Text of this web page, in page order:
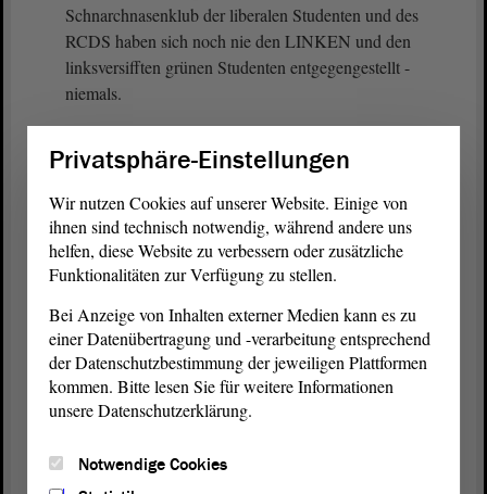
Schnarchnasenklub der liberalen Studenten und des
RCDS haben sich noch nie den LINKEN und den
linksversifften grünen Studenten entgegengestellt -
niemals.
Sie lassen diese Gruppe gewähren. Das konnten
wir sehen, als wir die Universität besichtigt haben
und es zu dieser Besetzung der Hochschule kam.
Was haben Sie denn z. B. gegen diese
Besetzung des Hörsaals? Sie haben nichts getan.
Sie haben sich verkrochen.
(anhaltende Unruhe)
Sie waren nicht zu sehen.
Privatsphäre-Einstellungen
Wir nutzen Cookies auf unserer Website. Einige von
ihnen sind technisch notwendig, während andere uns
helfen, diese Website zu verbessern oder zusätzliche
Funktionalitäten zur Verfügung zu stellen.
Bei Anzeige von Inhalten externer Medien kann es zu
einer Datenübertragung und -verarbeitung entsprechend
der Datenschutzbestimmung der jeweiligen Plattformen
kommen. Bitte lesen Sie für weitere Informationen
unsere Datenschutzerklärung.
Notwendige Cookies